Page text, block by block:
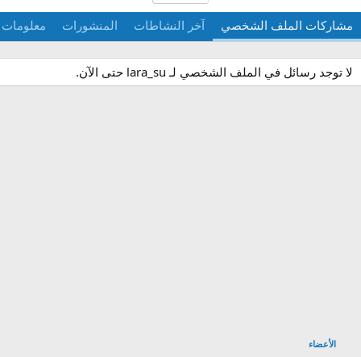
مشاركات الملف الشخصي آخر النشاطات المنشورات معلومات
لا توجد رسائل في الملف الشخصي لـ lara_su حتى الآن.
الأعضاء